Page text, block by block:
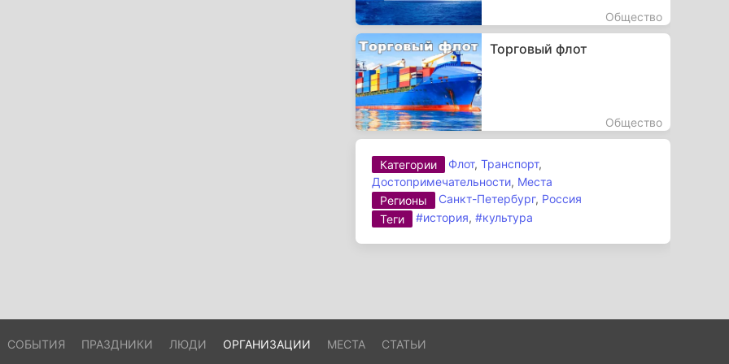
Общество
Торговый флот
Общество
Категории Флот,Транспорт,
Достопримечательности, Места
Регионы
Санкт-Петербург, Россия
Теги
#история,#культура
СОБЫТИЯ ПРАЗДНИКИ ЛЮДИ ОРГАНИЗАЦИИ МЕСТА СТАТЬИ